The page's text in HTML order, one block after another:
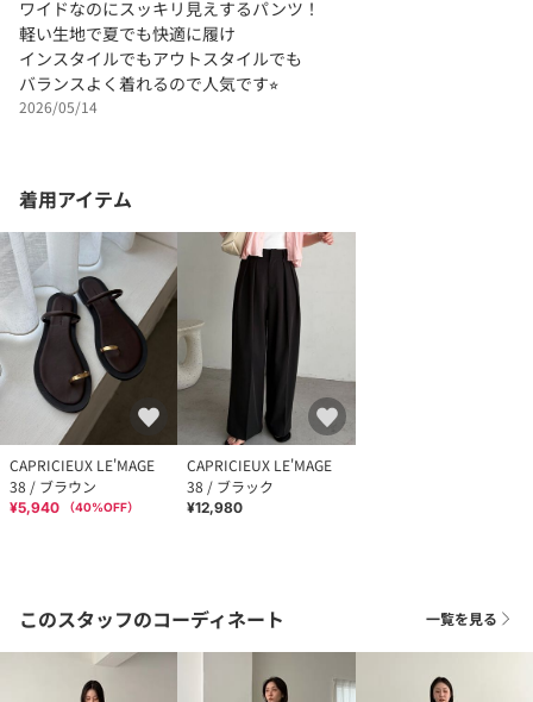
ワイドなのにスッキリ見えするパンツ！
軽い生地で夏でも快適に履け
インスタイルでもアウトスタイルでも
バランスよく着れるので人気です⭐︎
2026/05/14
着用アイテム
CAPRICIEUX LE'MAGE
38 / ブラウン
¥5,940 （40%OFF）
CAPRICIEUX LE'MAGE
38 / ブラック
¥12,980
このスタッフのコーディネート 一覧を見る